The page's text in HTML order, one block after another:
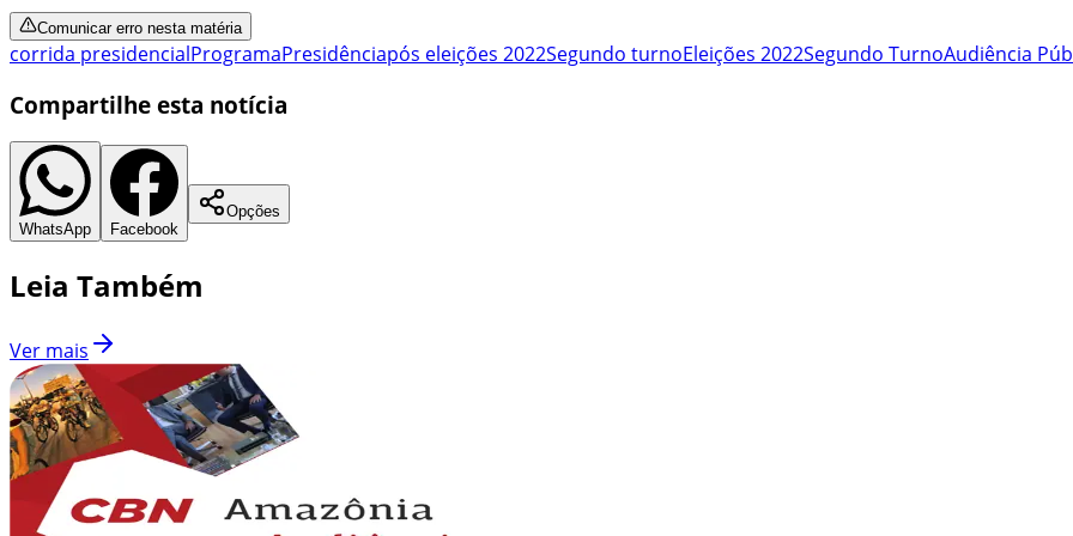
Comunicar erro nesta matéria
corrida presidencialProgramaPresidênciapós eleições 2022Segundo turnoEleições 2022Segundo TurnoAudiência
Compartilhe esta notícia
WhatsApp Facebook
Opções
Leia Também
Ver mais